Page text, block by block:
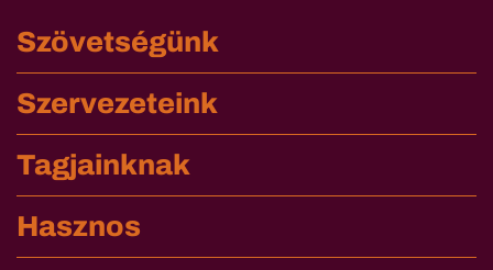
Szövetségünk
Szervezeteink
Tagjainknak
Hasznos